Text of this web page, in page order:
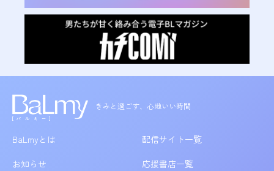
きみと過ごす、心地いい時間
BaLmyとは
お知らせ
配信サイト一覧
応援書店一覧